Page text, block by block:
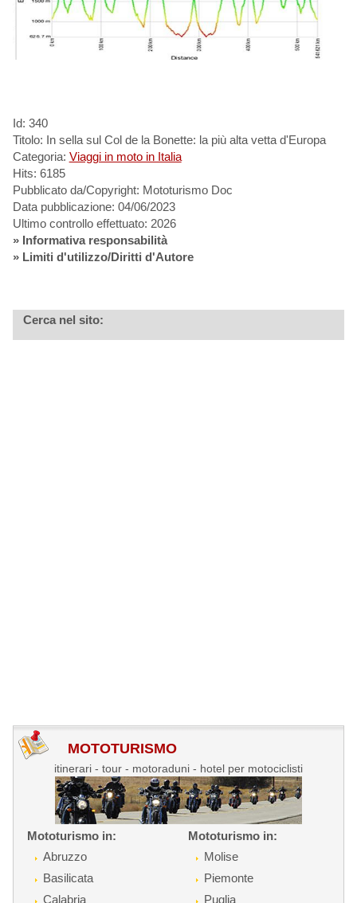
Id: 340
Titolo: In sella sul Col de la Bonette: la più alta vetta d'Europa
Categoria: Viaggi in moto in Italia
Hits: 6185
Pubblicato da/Copyright: Mototurismo Doc
Data pubblicazione: 04/06/2023
Ultimo controllo effettuato: 2026
» Informativa responsabilità
» Limiti d'utilizzo/Diritti d'Autore
Cerca nel sito:
MOTOTURISMO
itinerari - tour - motoraduni - hotel per motociclisti
Mototurismo in:
Abruzzo
Basilicata
Calabria
Mototurismo in:
Molise
Piemonte
Puglia